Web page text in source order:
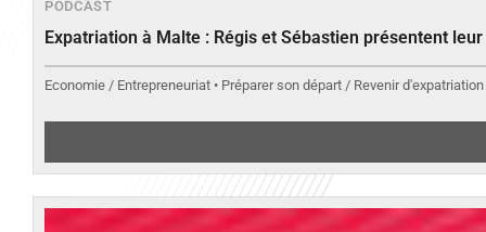
PODCAST
Expatriation à Malte : Régis et Sébastien présentent
Economie / Entrepreneuriat • Préparer son départ / Revenir d'expatriation